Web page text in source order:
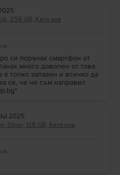
256 GB, Като нов
си поръчах смартфон от
много доволен от това
е толко запазен и всичко да
се, че не съм направил
2025
Silver, 128 GB, Като нов